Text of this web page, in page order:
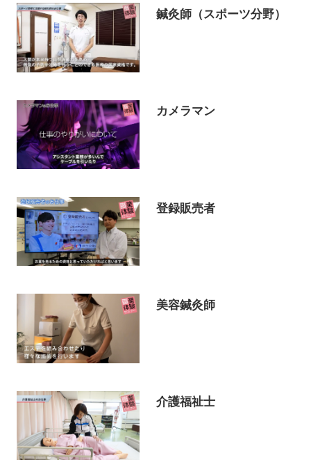
鍼灸師（スポーツ分野）
カメラマン
登録販売者
美容鍼灸師
介護福祉士